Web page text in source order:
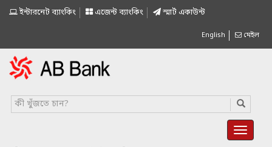
ইন্টারনেট ব্যাংকিং এজেন্ট ব্যাংকিং স্মাৰ্ট একাউন্ট
English মেইল